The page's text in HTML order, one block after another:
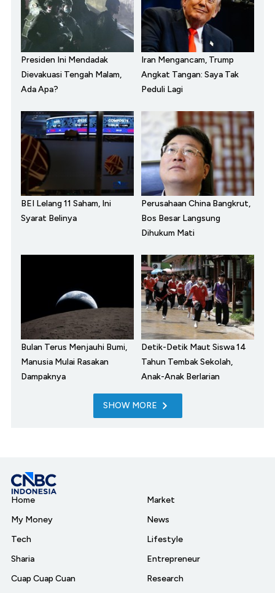
Presiden Ini Mendadak
Dievakuasi Tengah Malam,
Ada Apa?
Iran Mengancam, Trump
Angkat Tangan: Saya Tak
Peduli Lagi
BEI Lelang 11 Saham, Ini
Syarat Belinya
Perusahaan China Bangkrut,
Bos Besar Langsung
Dihukum Mati
Bulan Terus Menjauhi Bumi,
Manusia Mulai Rasakan
Dampaknya
Detik-Detik Maut Siswa 14
Tahun Tembak Sekolah,
Anak-Anak Berlarian
SHOW MORE
Home
My Money
Tech
Sharia
Cuap Cuap Cuan
Market
News
Lifestyle
Entrepreneur
Research